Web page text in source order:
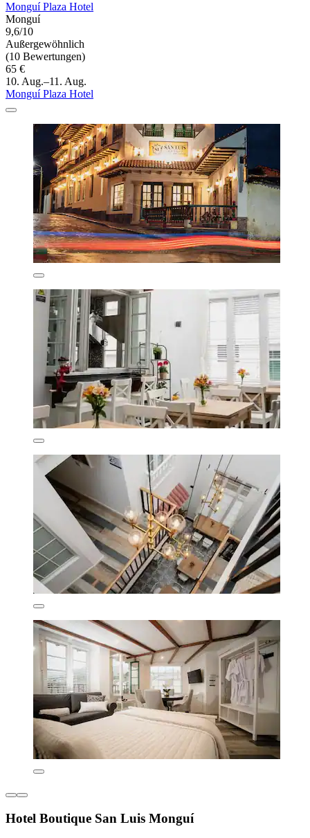
Monguí Plaza Hotel
Monguí
9,6/10
Außergewöhnlich
(10 Bewertungen)
65 €
10. Aug.–11. Aug.
Monguí Plaza Hotel
Hotel Boutique San Luis Monguí